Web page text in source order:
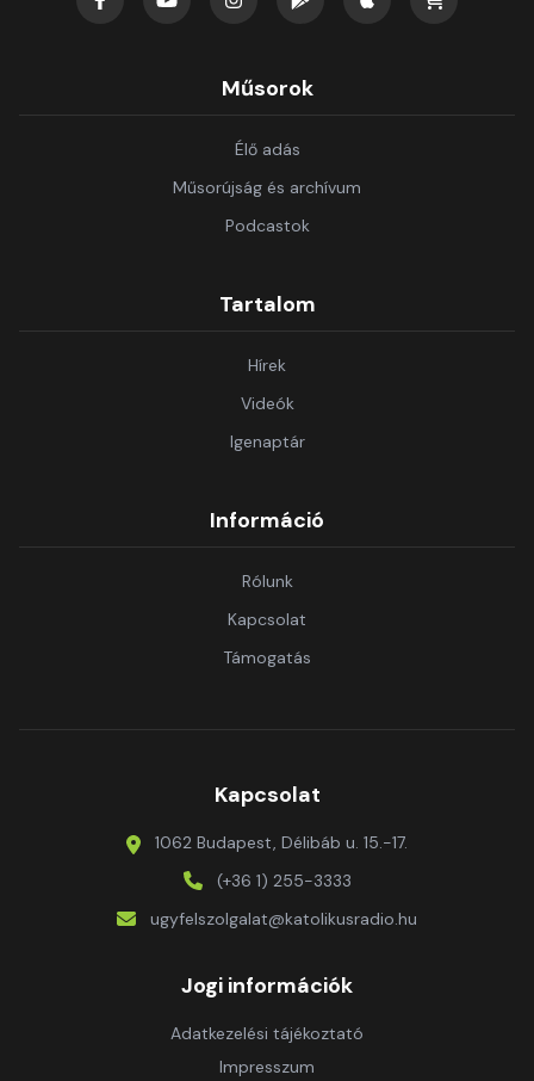
Műsorok
Élő adás
Műsorújság és archívum
Podcastok
Tartalom
Hírek
Videók
Igenaptár
Információ
Rólunk
Kapcsolat
Támogatás
Kapcsolat
1062 Budapest, Délibáb u. 15.-17.
(+36 1) 255-3333
ugyfelszolgalat@katolikusradio.hu
Jogi információk
Adatkezelési tájékoztató
Impresszum